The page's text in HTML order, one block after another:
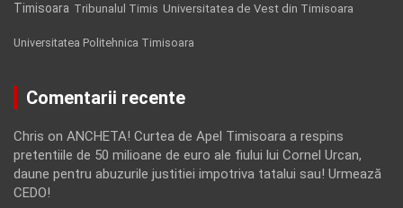
Timisoara Tribunalul Timis Universitatea de Vest din Timisoara
Universitatea Politehnica Timisoara
Comentarii recente
Chris on ANCHETA! Curtea de Apel Timisoara a respins
pretentiile de 50 milioane de euro ale fiului lui Cornel Urcan,
daune pentru abuzurile justitiei impotriva tatalui sau! Urmează
CEDO!